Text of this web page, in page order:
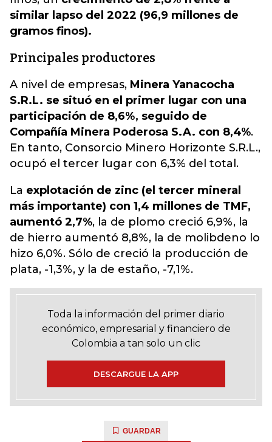
similar lapso del 2022 (96,9 millones de
gramos finos).
Principales productores
A nivel de empresas, Minera Yanacocha
S.R.L. se situó en el primer lugar con una
participación de 8,6%, seguido de
Compañía Minera Poderosa S.A. con 8,4%.
En tanto, Consorcio Minero Horizonte S.R.L.,
ocupó el tercer lugar con 6,3% del total.
La explotación de zinc (el tercer mineral
más importante) con 1,4 millones de TMF,
aumentó 2,7%, la de plomo creció 6,9%, la
de hierro aumentó 8,8%, la de molibdeno lo
hizo 6,0%. Sólo de creció la producción de
plata, -1,3%, y la de estaño, -7,1%.
Toda la información del primer diario
económico, empresarial y financiero de
Colombia a tan solo un clic
DESCARGUE LA APP
GUARDAR